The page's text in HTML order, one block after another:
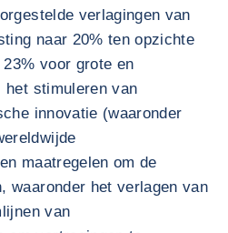
verlagingen van
naar 20% ten opzichte
voor grote en
het stimuleren van
innovatie (waaronder
maatregelen om de
waaronder het verlagen van
van